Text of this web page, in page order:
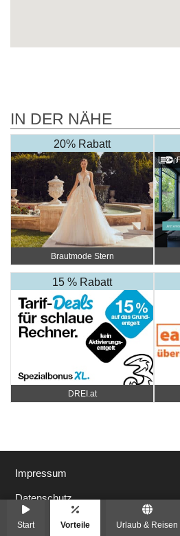
Start Vorteile Urlaub & Reisen
IN DER NÄHE
20% Rabatt
Brautmode Stern
15 % Rabatt
DREI.at
Impressum
Datenschutz